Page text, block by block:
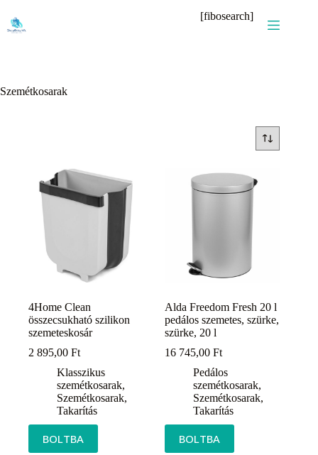
content
[fibosearch]
Szemétkosarak
4Home Clean
összecsukható szilikon
szemeteskosár
2 895,00 Ft
Klasszikus
szemétkosarak,
Szemétkosarak,
Takarítás
BOLTBA
Alda Freedom Fresh 20 l
pedálos szemetes, szürke,
szürke, 20 l
16 745,00Ft
Pedálos
szemétkosarak,
Szemétkosarak,
Takarítás
BOLTBA